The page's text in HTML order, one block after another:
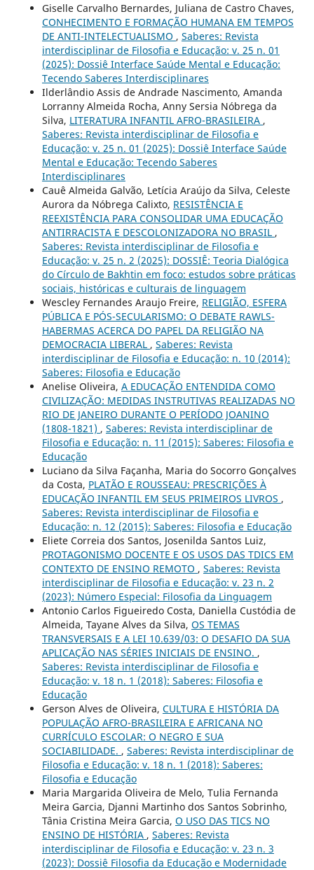
Giselle Carvalho Bernardes, Juliana de Castro Chaves,
CONHECIMENTO E FORMAÇÃO HUMANA EM TEMPOS
DE ANTI-INTELECTUALISMO , Saberes: Revista
interdisciplinar de Filosofia e Educação: v. 25 n. 01
(2025): Dossiê Interface Saúde Mental e Educação:
Tecendo Saberes Interdisciplinares
Ilderlândio Assis de Andrade Nascimento, Amanda
Lorranny Almeida Rocha, Anny Sersia Nóbrega da
Silva, LITERATURA INFANTIL AFRO-BRASILEIRA ,
Saberes: Revista interdisciplinar de Filosofia e
Educação: v. 25 n. 01 (2025): Dossiê Interface Saúde
Mental e Educação: Tecendo Saberes
Interdisciplinares
Cauê Almeida Galvão, Letícia Araújo da Silva, Celeste
Aurora da Nóbrega Calixto, RESISTÊNCIA E
REEXISTÊNCIA PARA CONSOLIDAR UMA EDUCAÇÃO
ANTIRRACISTA E DESCOLONIZADORA NO BRASIL ,
Saberes: Revista interdisciplinar de Filosofia e
Educação: v. 25 n. 2 (2025): DOSSIÊ: Teoria Dialógica
do Círculo de Bakhtin em foco: estudos sobre práticas
sociais, históricas e culturais de linguagem
Wescley Fernandes Araujo Freire, RELIGIÃO, ESFERA
PÚBLICA E PÓS-SECULARISMO: O DEBATE RAWLS-
HABERMAS ACERCA DO PAPEL DA RELIGIÃO NA
DEMOCRACIA LIBERAL , Saberes: Revista
interdisciplinar de Filosofia e Educação: n. 10 (2014):
Saberes: Filosofia e Educação
Anelise Oliveira, A EDUCAÇÃO ENTENDIDA COMO
CIVILIZAÇÃO: MEDIDAS INSTRUTIVAS REALIZADAS NO
RIO DE JANEIRO DURANTE O PERÍODO JOANINO
(1808-1821) , Saberes: Revista interdisciplinar de
Filosofia e Educação: n. 11 (2015): Saberes: Filosofia e
Educação
Luciano da Silva Façanha, Maria do Socorro Gonçalves
da Costa, PLATÃO E ROUSSEAU: PRESCRIÇÕES À
EDUCAÇÃO INFANTIL EM SEUS PRIMEIROS LIVROS ,
Saberes: Revista interdisciplinar de Filosofia e
Educação: n. 12 (2015): Saberes: Filosofia e Educação
Eliete Correia dos Santos, Josenilda Santos Luiz,
PROTAGONISMO DOCENTE E OS USOS DAS TDICS EM
CONTEXTO DE ENSINO REMOTO , Saberes: Revista
interdisciplinar de Filosofia e Educação: v. 23 n. 2
(2023): Número Especial: Filosofia da Linguagem
Antonio Carlos Figueiredo Costa, Daniella Custódia de
Almeida, Tayane Alves da Silva, OS TEMAS
TRANSVERSAIS E A LEI 10.639/03: O DESAFIO DA SUA
APLICAÇÃO NAS SÉRIES INICIAIS DE ENSINO. ,
Saberes: Revista interdisciplinar de Filosofia e
Educação: v. 18 n. 1 (2018): Saberes: Filosofia e
Educação
Gerson Alves de Oliveira, CULTURA E HISTÓRIA DA
POPULAÇÃO AFRO-BRASILEIRA E AFRICANA NO
CURRÍCULO ESCOLAR: O NEGRO E SUA
SOCIABILIDADE. , Saberes: Revista interdisciplinar de
Filosofia e Educação: v. 18 n. 1 (2018): Saberes:
Filosofia e Educação
Maria Margarida Oliveira de Melo, Tulia Fernanda
Meira Garcia, Djanni Martinho dos Santos Sobrinho,
Tânia Cristina Meira Garcia, O USO DAS TICS NO
ENSINO DE HISTÓRIA , Saberes: Revista
interdisciplinar de Filosofia e Educação: v. 23 n. 3
(2023): Dossiê Filosofia da Educação e Modernidade